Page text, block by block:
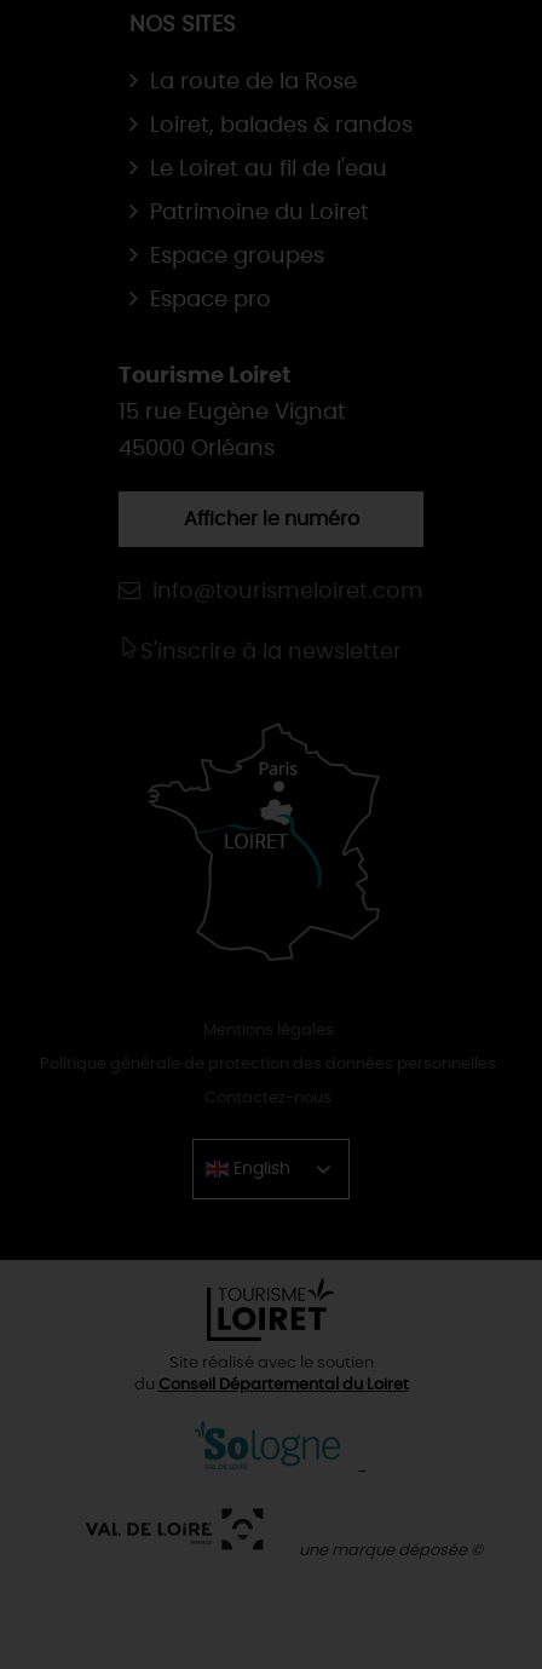
NOS SITES
La route de la Rose
Loiret, balades & randos
Le Loiret au fil de l'eau
Patrimoine du Loiret
Espace groupes
Espace pro
Tourisme Loiret
15 rue Eugène Vignat
45000 Orléans
Afficher le numéro
info@tourismeloiret.com
S'inscrire à la newsletter
Mentions légales
Politique générale de protection des données personnelles
Contactez-nous
English
Chinese
Site réalisé avec le soutien
du Conseil Départemental du Loiret
une marque déposée ©